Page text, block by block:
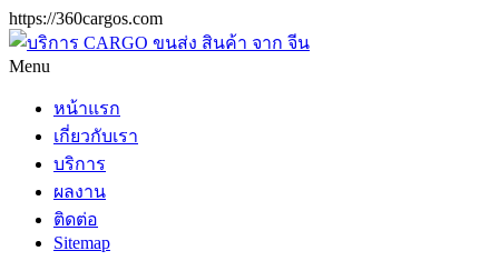
https://360cargos.com
Menu
หน้าแรก
เกี่ยวกับเรา
บริการ
ผลงาน
ติดต่อ
Sitemap